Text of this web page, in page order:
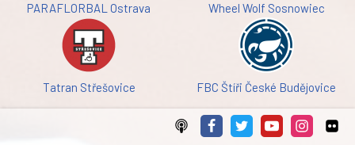
PARAFLORBAL Ostrava Wheel Wolf Sosnowiec
Tatran Střešovice FBC Štíři České Budějovice